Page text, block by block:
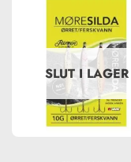
SLUT I LAGER